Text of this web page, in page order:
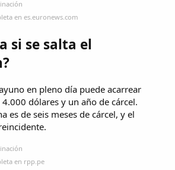
en es.euronews.com
si se salta el
en pleno día puede acarrear
4.000 dólares y un año de cárcel.
es de seis meses de cárcel, y el
en rpp.pe